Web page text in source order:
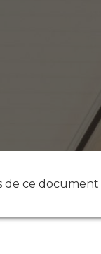
de ce document